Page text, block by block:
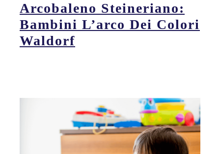
Arcobaleno Steineriano:
Bambini L’arco Dei Colori
Waldorf